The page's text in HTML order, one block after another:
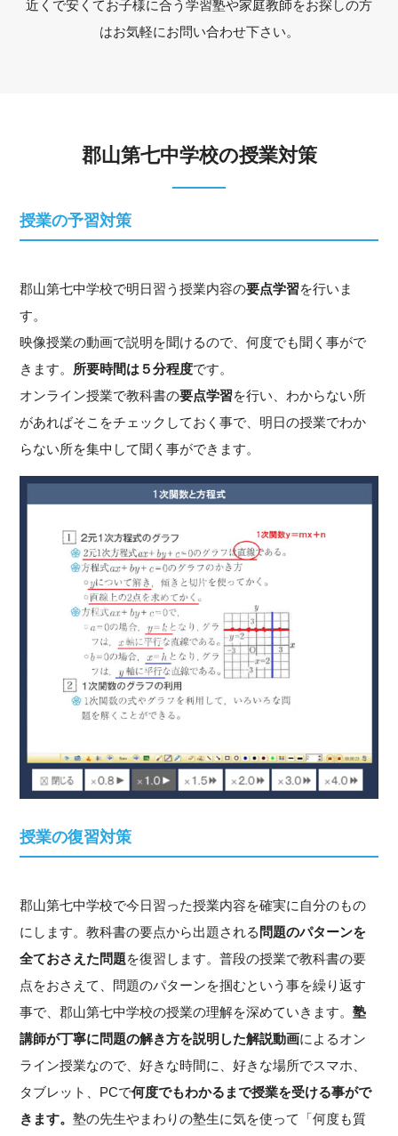
近くで安くてお子様に合う学習塾や家庭教師をお探しの方
はお気軽にお問い合わせ下さい。
郡山第七中学校の授業対策
授業の予習対策
郡山第七中学校で明日習う授業内容の要点学習を行いま
す。
映像授業の動画で説明を聞けるので、何度でも聞く事がで
きます。 所要時間は５分程度です。
オンライン授業で教科書の要点学習を行い、わからない所
があればそこをチェックしておく事で、明日の授業でわか
らない所を集中して聞く事ができます。
授業の復習対策
郡山第七中学校で今日習った授業内容を確実に自分のもの
にします。教科書の要点から出題される 問題のパターンを
全ておさえた問題を復習します。普段の授業で教科書の要
点をおさえて、問題のパターンを掴むという事を繰り返す
事で、郡山第七中学校の授業の理解を深めていきます。塾
講師が丁寧に問題の解き方を説明した解説動画によるオン
ライン授業なので、好きな時間に、好きな場所でスマホ、
タブレット、PCで何度でもわかるまで授業を受ける事がで
きます。塾の先生やまわりの塾生に気を使って「何度も質